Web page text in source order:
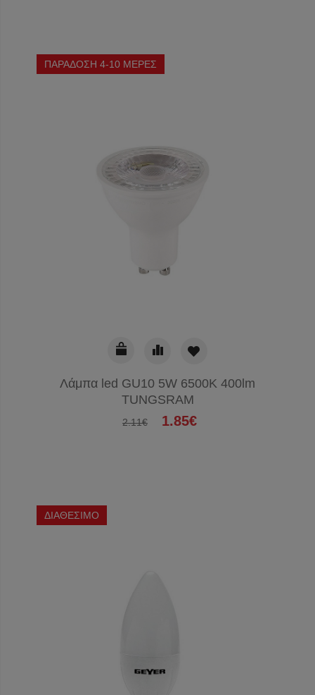
ΠΑΡΑΔΟΣΗ 4-10 ΜΕΡΕΣ
Λάμπα led GU10 5W 6500K 400lm
TUNGSRAM
2.11€ 1.85€
ΔΙΑΘΕΣΙΜΟ